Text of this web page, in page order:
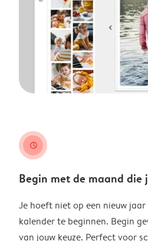
clock
Begin met de maand die
Je hoeft niet op een nieuw
kalender te beginnen. Begin
van jouw keuze. Perfect voor